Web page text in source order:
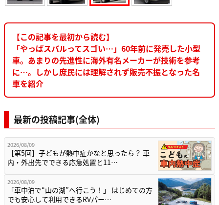
【この記事を最初から読む】
「やっぱスバルってスゴい…」60年前に発売した小型
車。あまりの先進性に海外有名メーカーが技術を参考
に…。しかし庶民には理解されず販売不振となった名
車を紹介
最新の投稿記事(全体)
2026/08/09
［第5回］子どもが熱中症かなと思ったら？ 車
内・外出先でできる応急処置と11…
2026/08/09
「車中泊で“山の湖”へ行こう！」 はじめての方
でも安心して利用できるRVパー…